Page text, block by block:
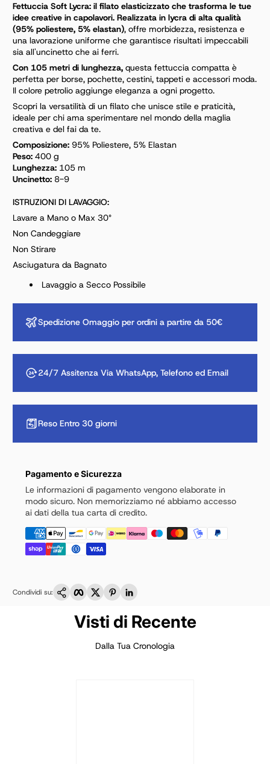
Fettuccia Soft Lycra: il filato elasticizzato che trasforma le tue
idee creative in capolavori. Realizzata in lycra di alta qualità
(95% poliestere, 5% elastan), offre morbidezza, resistenza e
una lavorazione uniforme che garantisce risultati impeccabili
sia all'uncinetto che ai ferri.
Con 105 metri di lunghezza, questa fettuccia compatta è
perfetta per borse, pochette, cestini, tappeti e accessori moda.
Il colore petrolio aggiunge eleganza a ogni progetto.
Scopri la versatilità di un filato che unisce stile e praticità,
ideale per chi ama sperimentare nel mondo della maglia
creativa e del fai da te.
Composizione: 95% Poliestere, 5% Elastan
Peso: 400 g
Lunghezza: 105 m
Uncinetto: 8-9
ISTRUZIONI DI LAVAGGIO:
Lavare a Mano o Max 30°
Non Candeggiare
Non Stirare
Asciugatura da Bagnato
Lavaggio a Secco Possibile
Spedizione Omaggio per ordini a partire da 50€
24/7 Assitenza Via WhatsApp, Telefono ed Email
Reso Entro 30 giorni
Pagamento e Sicurezza
Le informazioni di pagamento vengono elaborate in
modo sicuro. Non memorizziamo né abbiamo accesso
ai dati della tua carta di credito.
Condividi su:
Copia linkFacebook
TwitterPinterestLinkedIn
Visti di Recente
Dalla Tua Cronologia